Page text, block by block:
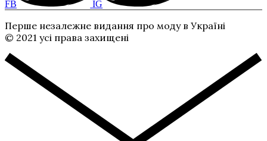
FB IG
Перше незалежне видання про моду в Україні
© 2021 усі права захищені